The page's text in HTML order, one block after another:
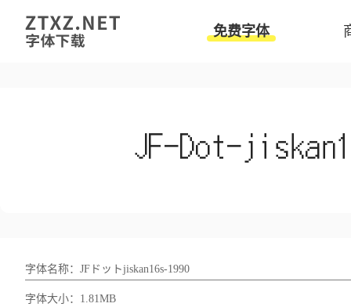
免费字体
字体名称：JFドットjiskan16s-1990
字体大小：1.81MB